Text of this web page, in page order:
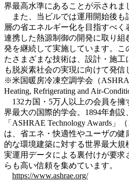
界最高水準にあることが示されま
また、当ビルでは運用開始後も
層の省エネルギー化を目指すべく
連携した熱源制御の開発に取り組
発を継続して実施しています。
たさまざまな技術は、設計・施
も脱炭素社会の実現に向けて発信
※米国暖房冷凍空調学会（
Heating, Refrigerating and Air-
132カ国・5万人以上の会員を擁
界最大の国際的学会。1894年創設
「ASHRAE Technology Awards」
は、省エネ・快適性やユーザの
的な環境建築に対する世界最大
実運用データによる裏付けが要
らも高い信頼を集めています。
https://www.ashrae.org/